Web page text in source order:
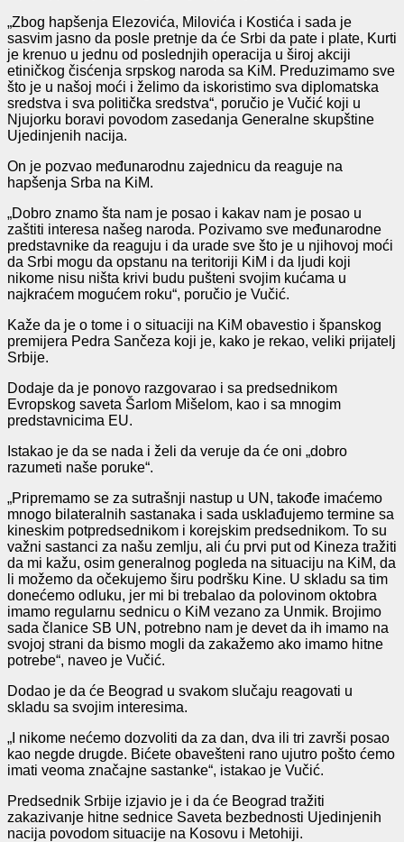
„Zbog hapšenja Elezovića, Milovića i Kostića i sada je
sasvim jasno da posle pretnje da će Srbi da pate i plate, Kurti
je krenuo u jednu od poslednjih operacija u široj akciji
etiničkog čisćenja srpskog naroda sa KiM. Preduzimamo sve
što je u našoj moći i želimo da iskoristimo sva diplomatska
sredstva i sva politička sredstva“, poručio je Vučić koji u
Njujorku boravi povodom zasedanja Generalne skupštine
Ujedinjenih nacija.
On je pozvao međunarodnu zajednicu da reaguje na
hapšenja Srba na KiM.
„Dobro znamo šta nam je posao i kakav nam je posao u
zaštiti interesa našeg naroda. Pozivamo sve međunarodne
predstavnike da reaguju i da urade sve što je u njihovoj moći
da Srbi mogu da opstanu na teritoriji KiM i da ljudi koji
nikome nisu ništa krivi budu pušteni svojim kućama u
najkraćem mogućem roku“, poručio je Vučić.
Kaže da je o tome i o situaciji na KiM obavestio i španskog
premijera Pedra Sančeza koji je, kako je rekao, veliki prijatelj
Srbije.
Dodaje da je ponovo razgovarao i sa predsednikom
Evropskog saveta Šarlom Mišelom, kao i sa mnogim
predstavnicima EU.
Istakao je da se nada i želi da veruje da će oni „dobro
razumeti naše poruke“.
„Pripremamo se za sutrašnji nastup u UN, takođe imaćemo
mnogo bilateralnih sastanaka i sada usklađujemo termine sa
kineskim potpredsednikom i korejskim predsednikom. To su
važni sastanci za našu zemlju, ali ću prvi put od Kineza tražiti
da mi kažu, osim generalnog pogleda na situaciju na KiM, da
li možemo da očekujemo širu podršku Kine. U skladu sa tim
donećemo odluku, jer mi bi trebalao da polovinom oktobra
imamo regularnu sednicu o KiM vezano za Unmik. Brojimo
sada članice SB UN, potrebno nam je devet da ih imamo na
svojoj strani da bismo mogli da zakažemo ako imamo hitne
potrebe“, naveo je Vučić.
Dodao je da će Beograd u svakom slučaju reagovati u
skladu sa svojim interesima.
„I nikome nećemo dozvoliti da za dan, dva ili tri završi posao
kao negde drugde. Bićete obavešteni rano ujutro pošto ćemo
imati veoma značajne sastanke“, istakao je Vučić.
Predsednik Srbije izjavio je i da će Beograd tražiti
zakazivanje hitne sednice Saveta bezbednosti Ujedinjenih
nacija povodom situacije na Kosovu i Metohiji.